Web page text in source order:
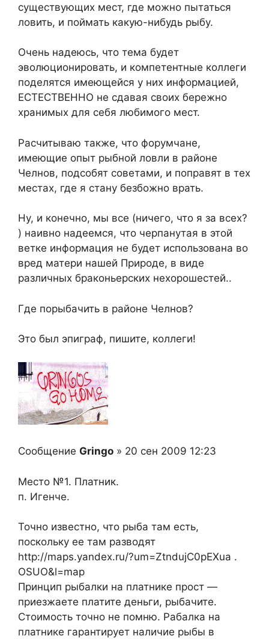
существующих мест, где можно пытаться
ловить, и поймать какую-нибудь рыбу.
Очень надеюсь, что тема будет
эволюционировать, и компетентные коллеги
поделятся имеющейся у них информацией,
ЕСТЕСТВЕННО не сдавая своих бережно
хранимых для себя любимого мест.
Расчитываю также, что форумчане,
имеющие опыт рыбной ловли в районе
Челнов, подсобят советами, и поправят в тех
местах, где я стану безбожно врать.
Ну, и конечно, мы все (ничего, что я за всех?
) наивно надеемся, что черпанутая в этой
ветке информация не будет использована во
вред матери нашей Природе, в виде
различных браконьерских нехорошестей..
Где порыбачить в районе Челнов?
Это был эпиграф, пишите, коллеги!
Сообщение Gringo » 20 сен 2009 12:23
Место №1. Платник.
п. Игенче.
Точно известно, что рыба там есть,
поскольку ее там разводят
http://maps.yandex.ru/?um=ZtndujC0pEXua .
OSUO&l=map
Принцип рыбалки на платнике прост —
приезжаете платите деньги, рыбачите.
Стоимость точно не помню. Рабалка на
платнике гарантирует наличие рыбы в